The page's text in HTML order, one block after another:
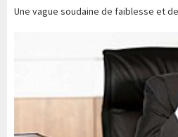
Une vague soudaine de faiblesse et